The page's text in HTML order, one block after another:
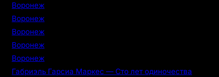
Воронеж
Воронеж
Воронеж
Воронеж
Воронеж
Габриэль Гарсиа Маркес — Сто лет одиночества